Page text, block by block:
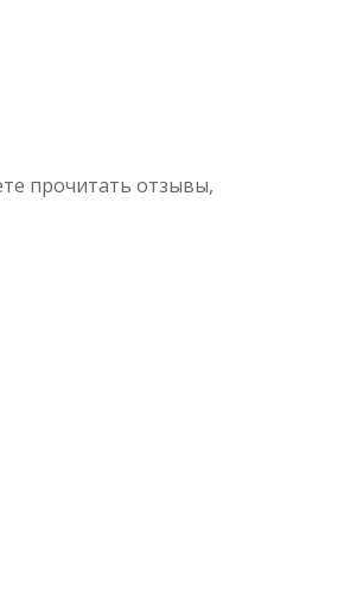
прочитать отзывы,